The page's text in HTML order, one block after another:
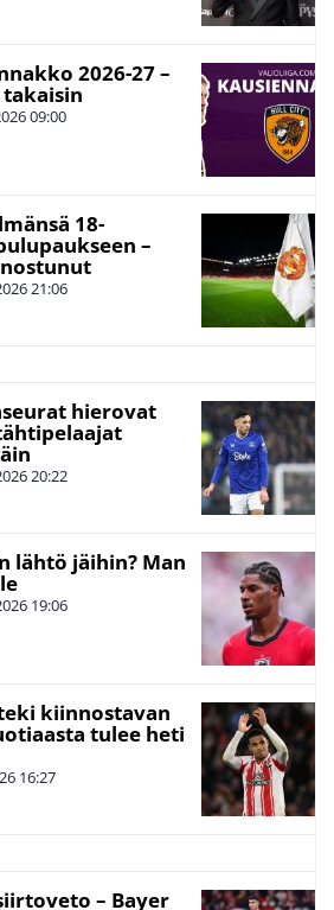
2026-27 –
09:00
18-
–
21:06
hierovat
20:22
lähtö jäihin? Man
19:06
kiinnostavan
tulee heti
16:27
– Bayer